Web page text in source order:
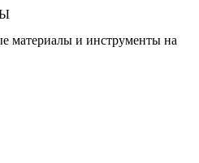
материалы и инструменты на